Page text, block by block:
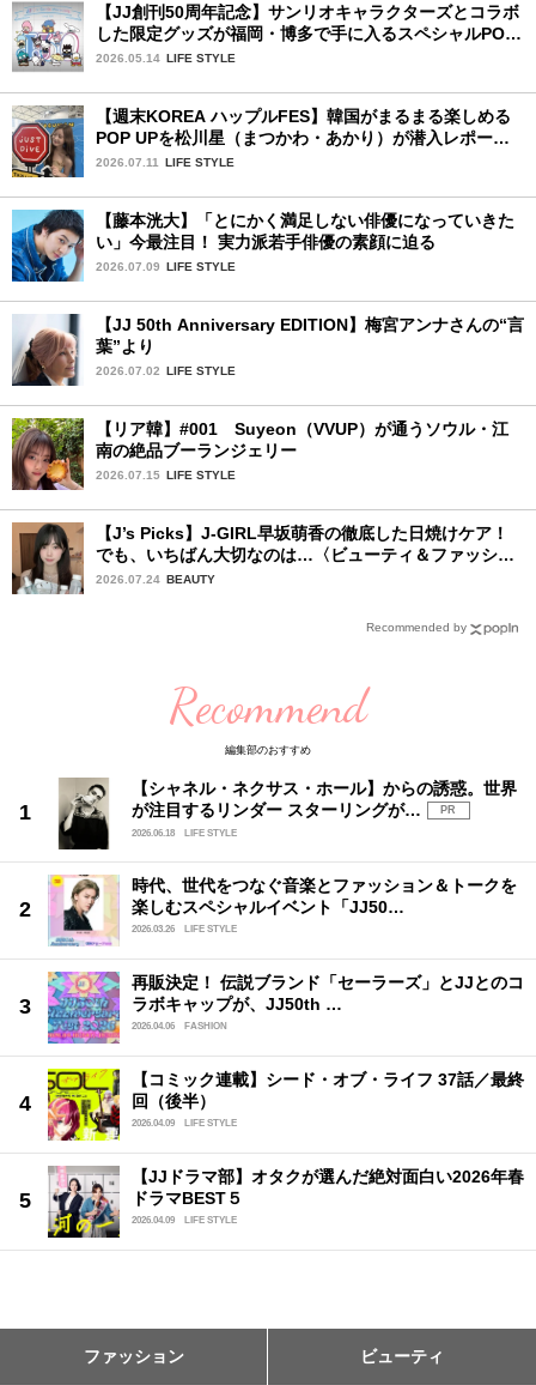
【JJ創刊50周年記念】サンリオキャラクターズとコラボ
した限定グッズが福岡・博多で手に入るスペシャルPOP-
UPストア！
2026.05.14 LIFE STYLE
【週末KOREA ハップルFES】韓国がまるまる楽しめる
POP UPを松川星（まつかわ・あかり）が潜入レポート
♡
2026.07.11 LIFE STYLE
【藤本洸大】「とにかく満足しない俳優になっていきた
い」今最注目！ 実力派若手俳優の素顔に迫る
2026.07.09 LIFE STYLE
【JJ 50th Anniversary EDITION】梅宮アンナさんの“言
葉”より
2026.07.02 LIFE STYLE
【リア韓】#001 Suyeon（VVUP）が通うソウル・江
南の絶品ブーランジェリー
2026.07.15 LIFE STYLE
【J’s Picks】J-GIRL早坂萌香の徹底した日焼けケア！
でも、いちばん大切なのは…〈ビューティ＆ファッショ
ン夏の必需品〉
2026.07.24 BEAUTY
Recommended by
Recommend
編集部のおすすめ
【シャネル・ネクサス・ホール】からの誘惑。世界
が注目するリンダー スターリングが…
PR
2026.06.18
LIFE STYLE
時代、世代をつなぐ音楽とファッション＆トークを
楽しむスペシャルイベント「JJ50…
2026.03.26 LIFE STYLE
再販決定！ 伝説ブランド「セーラーズ」とJJとのコ
ラボキャップが、JJ50th …
2026.04.06 FASHION
【コミック連載】シード・オブ・ライフ 37話／最終
回（後半）
2026.04.09 LIFE STYLE
【JJドラマ部】オタクが選んだ絶対面白い2026年春
ドラマBEST５
2026.04.09 LIFE STYLE
ファッション ビューティ